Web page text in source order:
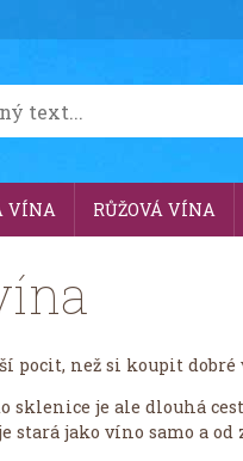
VÍNA RŮŽOVÁ VÍNA
pocit, než si koupit
sklenice je ale dlouhá
stará jako víno samo a